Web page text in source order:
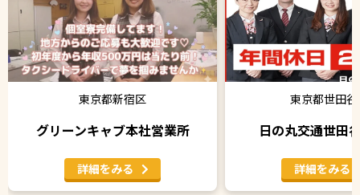
東京都新宿区
グリーンキャブ本社営業所
詳細をみる
東京都世田
日の丸交通世田
詳細をみる